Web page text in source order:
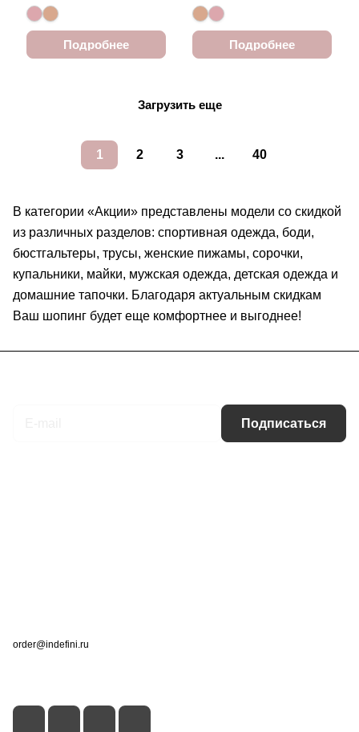
Подробнее Подробнее
Загрузить еще
1 2 3 ... 40
В категории «Акции» представлены модели со скидкой
из различных разделов: спортивная одежда, боди,
бюстгальтеры, трусы, женские пижамы, сорочки,
купальники, майки, мужская одежда, детская одежда и
домашние тапочки. Благодаря актуальным скидкам
Ваш шопинг будет еще комфортнее и выгоднее!
Подписаться
order@indefini.ru